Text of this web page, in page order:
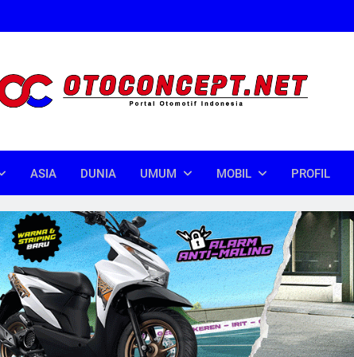
ASIA DUNIA UMUM MOBIL PROFIL